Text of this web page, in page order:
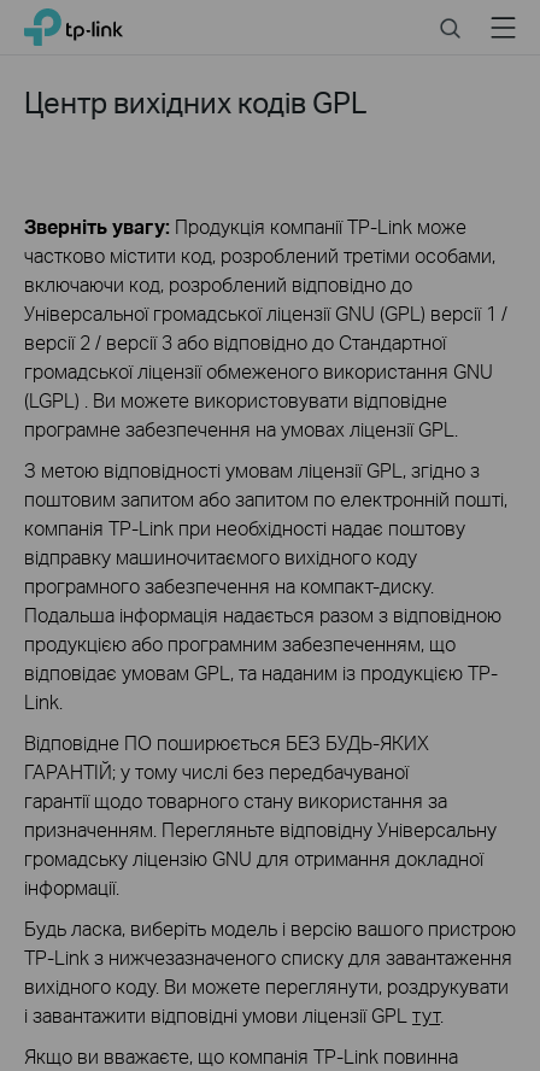
Click
navigation
TP-Link, Reliably Smart SearchMenu
Центр вихідних кодів GPL
Зверніть увагу: Продукція компанії TP-Link може
частково містити код, розроблений третіми особами,
включаючи код, розроблений відповідно до
Універсальної громадської ліцензії GNU (GPL) версії 1 /
версії 2 / версії 3 або відповідно до Стандартної
громадської ліцензії обмеженого використання GNU
(LGPL) . Ви можете використовувати відповідне
програмне забезпечення на умовах ліцензії GPL.
З метою відповідності умовам ліцензії GPL, згідно з
поштовим запитом або запитом по електронній пошті,
компанія TP-Link при необхідності надає поштову
відправку машиночитаємого вихідного коду
програмного забезпечення на компакт-диску.
Подальша інформація надається разом з відповідною
продукцією або програмним забезпеченням, що
відповідає умовам GPL, та наданим із продукцією TP-
Link.
Відповідне ПО поширюється БЕЗ БУДЬ-ЯКИХ
ГАРАНТІЙ; у тому числі без передбачуваної
гарантії щодо товарного стану використання за
призначенням. Перегляньте відповідну Універсальну
громадську ліцензію GNU для отримання докладної
інформації.
Будь ласка, виберіть модель і версію вашого пристрою
TP-Link з нижчезазначеного списку для завантаження
вихідного коду. Ви можете переглянути, роздрукувати
і завантажити відповідні умови ліцензії GPL тут.
Якщо ви вважаєте, що компанія TP-Link повинна